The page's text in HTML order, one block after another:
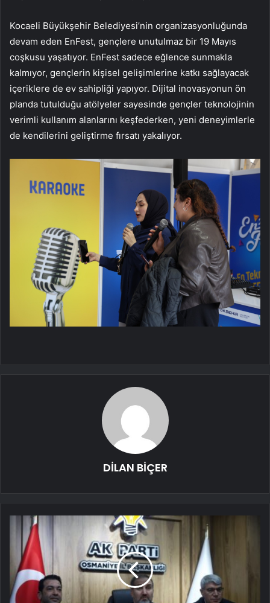
Kocaeli Büyükşehir Belediyesi’nin organizasyonluğunda
devam eden EnFest, gençlere unutulmaz bir 19 Mayıs
coşkusu yaşatıyor. EnFest sadece eğlence sunmakla
kalmıyor, gençlerin kişisel gelişimlerine katkı sağlayacak
içeriklere de ev sahipliği yapıyor. Dijital inovasyonun ön
planda tutulduğu atölyeler sayesinde gençler teknolojinin
verimli kullanım alanlarını keşfederken, yeni deneyimlerle
de kendilerini geliştirme fırsatı yakalıyor.
DİLAN BİÇER